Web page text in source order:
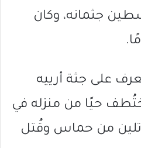
جثمانه، وكان
على جثة أرييه
حيًا من منزله في
من حماس وقُتل